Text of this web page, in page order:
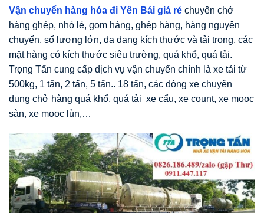
Vận chuyển hàng hóa đi Yên Bái giá rẻ chuyên chở
hàng ghép, nhỏ lẻ, gom hàng, ghép hàng, hàng nguyên
chuyến, số lượng lớn, đa dạng kích thước và tải trọng, các
mặt hàng có kích thước siêu trường, quá khổ, quá tải.
Trọng Tấn cung cấp dịch vụ vận chuyển chính là xe tải từ
500kg, 1 tấn, 2 tấn, 5 tấn.. 18 tấn, các dòng xe chuyên
dụng chở hàng quá khổ, quá tải xe cẩu, xe count, xe mooc
sàn, xe mooc lùn,…